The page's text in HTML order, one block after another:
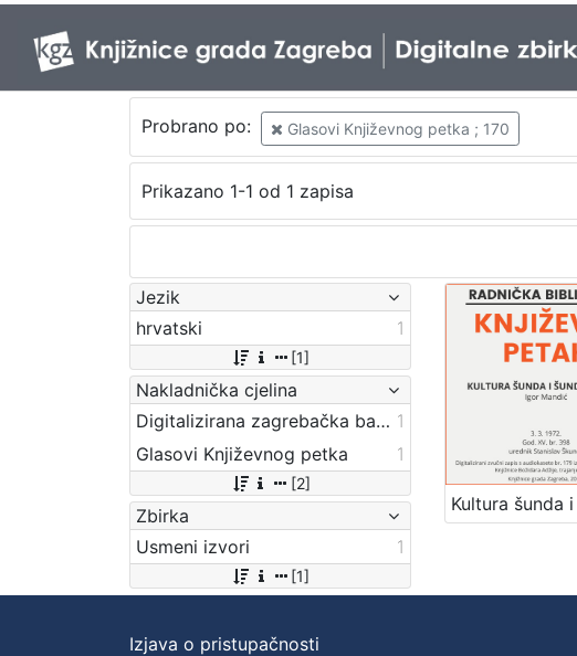
Probrano po: Glasovi Književnog petka ; 170
Prikazano 1-1 od 1 zapisa
Jezik
hrvatski
1
[1]
Nakladnička cjelina
Digitalizirana zagrebačka baština 1
Glasovi Književnog petka
1
[2]
Zbirka
Usmeni izvori
1
[1]
Izjava o pristupačnosti